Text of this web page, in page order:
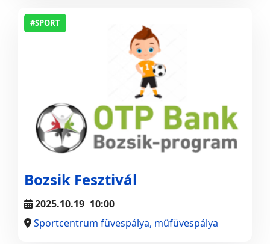
#SPORT
Bozsik Fesztivál
2025.10.19 10:00
Sportcentrum füvespálya, műfüvespálya